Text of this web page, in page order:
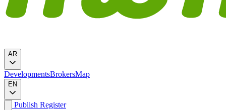
AR
DevelopmentsBrokersMap
EN
Publish Register